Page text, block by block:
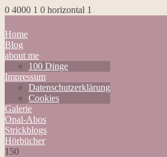
0 4000 1 0 horizontal 1
Home
Blog
about me
100 Dinge
Impressum
Datenschutzerklärung
Cookies
Galerie
Opal-Abos
Strickblogs
Hörbücher
150